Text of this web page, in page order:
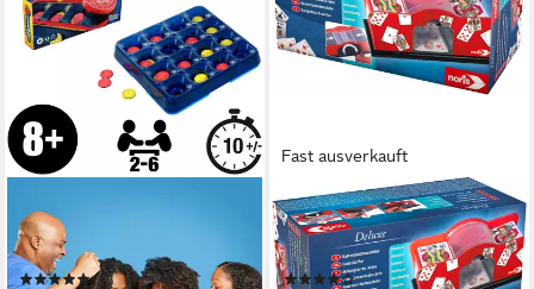
Spiel 4 gewinnt Bounce,
Familienspiel
(1)
Fast ausverkauft
NORIS
Spiel Deluxe Karten-
Mischmaschine manuell
(24)